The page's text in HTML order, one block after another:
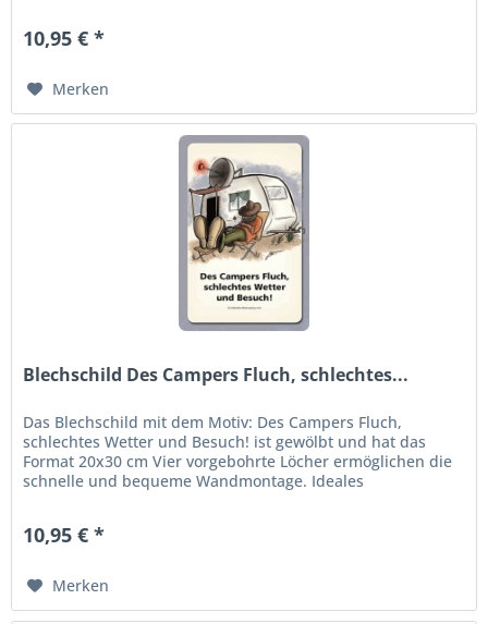
10,95 € *
Merken
Blechschild Des Campers Fluch, schlechtes...
Das Blechschild mit dem Motiv: Des Campers Fluch,
schlechtes Wetter und Besuch! ist gewölbt und hat das
Format 20x30 cm Vier vorgebohrte Löcher ermöglichen die
schnelle und bequeme Wandmontage. Ideales
10,95 € *
Merken